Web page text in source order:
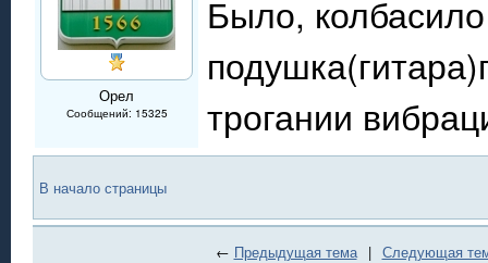
Орел
Сообщений: 15325
Было,
трогании
В начало страницы
← Предыдущая тема | Следующая